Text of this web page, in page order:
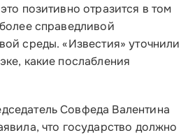
позитивно отразится в том
справедливой
среды. «Известия» уточнили
какие послабления
Совфеда Валентина
что государство должно